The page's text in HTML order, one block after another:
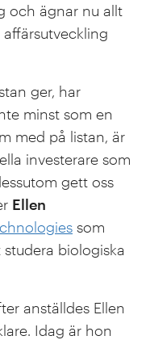
och ägnar nu allt
ger, har
minst som en
med på listan, är
investerare som
gett oss
Ellen
som
biologiska
anställdes Ellen
Idag är hon